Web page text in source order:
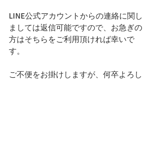
LINE公式アカウントからの連絡に関し
ましては返信可能ですので、お急ぎの
方はそちらをご利用頂ければ幸いで
す。
ご不便をお掛けしますが、何卒よろし